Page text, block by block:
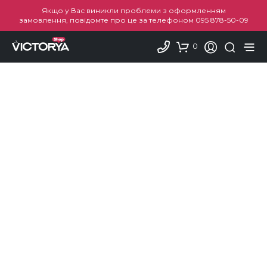
Якщо у Вас виникли проблеми з оформленням
замовлення, повідомте про це за телефоном 095 878-50-09
0